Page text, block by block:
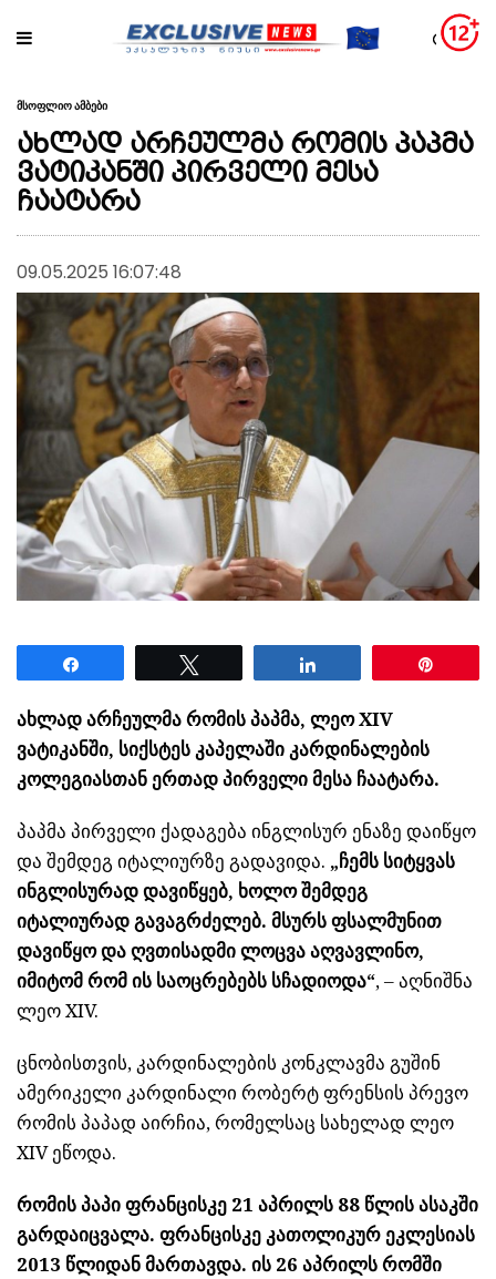
მსოფლიო ამბები
ახლად არჩეულმა რომის პაპმა
ვატიკანში პირველი მესა
ჩაატარა
09.05.2025 16:07:48
ახლად არჩეულმა რომის პაპმა, ლეო XIV
ვატიკანში, სიქსტეს კაპელაში კარდინალების
კოლეგიასთან ერთად პირველი მესა ჩაატარა.
პაპმა პირველი ქადაგება ინგლისურ ენაზე დაიწყო
და შემდეგ იტალიურზე გადავიდა. „ჩემს სიტყვას
ინგლისურად დავიწყებ, ხოლო შემდეგ
იტალიურად გავაგრძელებ. მსურს ფსალმუნით
დავიწყო და ღვთისადმი ლოცვა აღვავლინო,
იმიტომ რომ ის საოცრებებს სჩადიოდა“, – აღნიშნა
ლეო XIV.
ცნობისთვის, კარდინალების კონკლავმა გუშინ
ამერიკელი კარდინალი რობერტ ფრენსის პრევო
რომის პაპად აირჩია, რომელსაც სახელად ლეო
XIV ეწოდა.
რომის პაპი ფრანცისკე 21 აპრილს 88 წლის ასაკში
გარდაიცვალა. ფრანცისკე კათოლიკურ ეკლესიას
2013 წლიდან მართავდა. ის 26 აპრილს რომში